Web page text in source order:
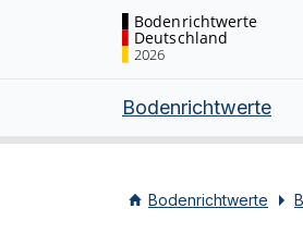
Bodenrichtwerte
Deutschland
2026
Bodenrichtwerte
Bodenrichtwerte